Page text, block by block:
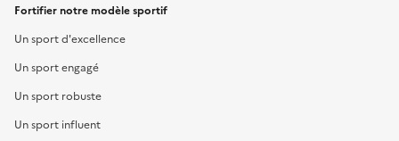
Fortifier notre modèle sportif
Un sport d'excellence
Un sport engagé
Un sport robuste
Un sport influent